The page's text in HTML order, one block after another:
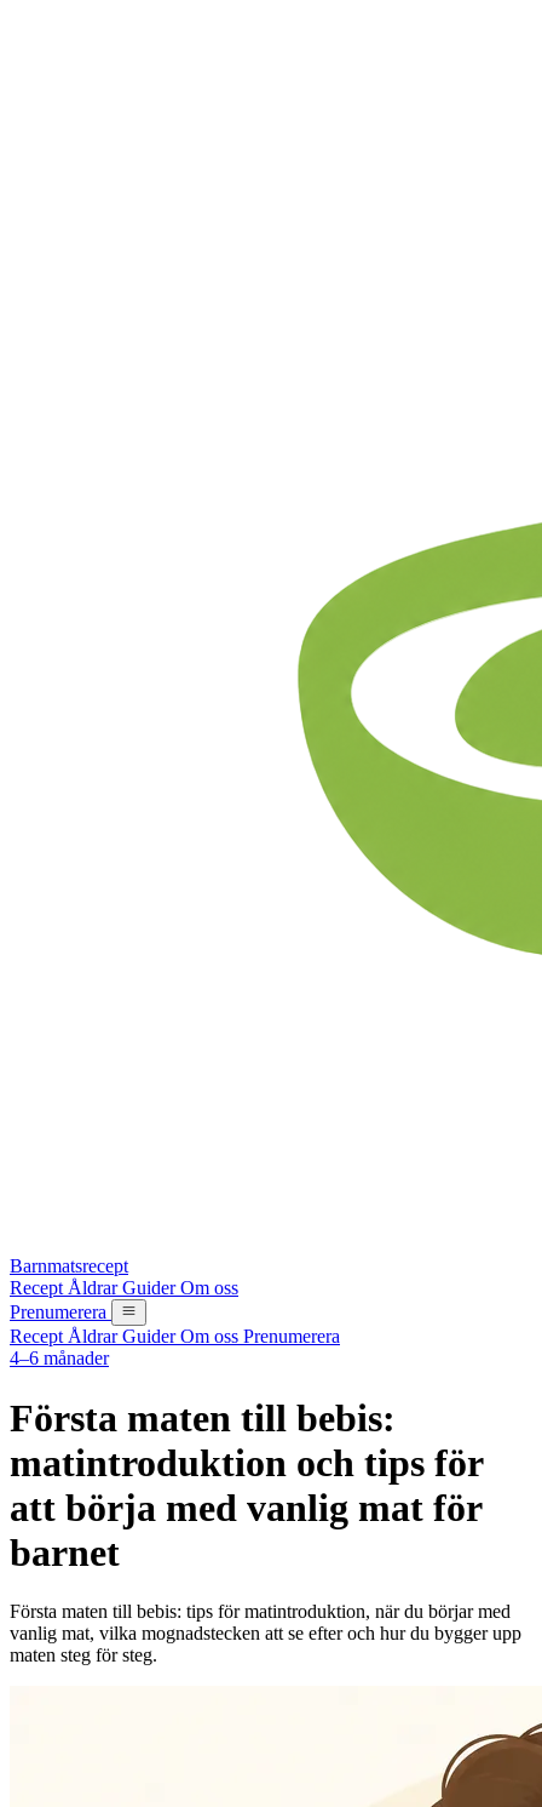
Barnmatsrecept
Recept ÅldrarGuiderOm oss
Prenumerera
Recept ÅldrarGuiderOm oss Prenumerera
4–6 månader
Första maten till bebis:
matintroduktion och tips för
att börja med vanlig mat för
barnet
Första maten till bebis: tips för matintroduktion, när du börjar med
vanlig mat, vilka mognadstecken att se efter och hur du bygger upp
maten steg för steg.